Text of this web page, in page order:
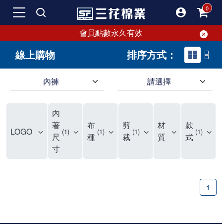
會員點數永久有效
線上購物 排序方式：
內褲 請選擇
LOGO
內
著
尺
寸
1
布
種 1
剪
裁 1
材
質
款
式 1
1